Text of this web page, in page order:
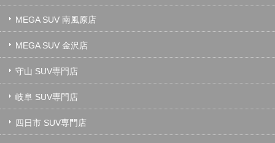
MEGA SUV 南風原店
MEGA SUV 金沢店
守山 SUV専門店
岐阜 SUV専門店
四日市 SUV専門店